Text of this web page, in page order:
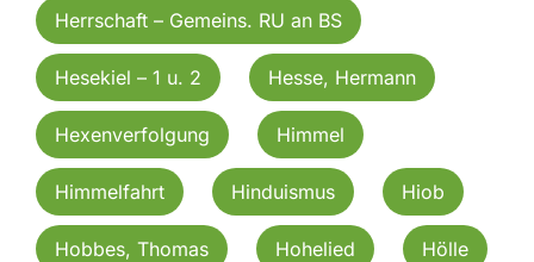
Herrschaft – Gemeins. RU an BS
Hesekiel – 1 u. 2 Hesse, Hermann
Hexenverfolgung Himmel
Himmelfahrt Hinduismus Hiob
Hobbes, Thomas Hohelied Hölle